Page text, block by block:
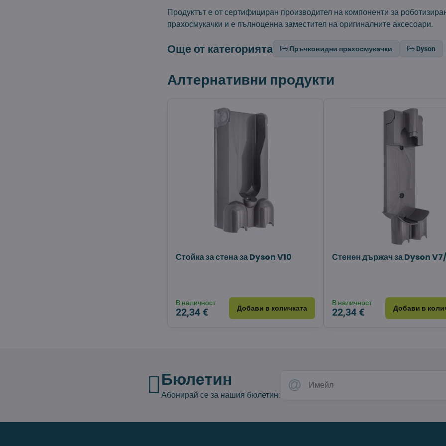
Продуктът е от сертифициран производител на компоненти за
прахосмукачки и е пълноценна заместител на оригиналните аксесоари.
Още от категорията Пръчковидни прахосмукачки Dyson
Алтернативни продукти
Стойка за стена за Dyson V10
В наличност
22,34 € Добави в количката
Стенен държач за Dyson
В наличност
22,34 € Добави в
Бюлетин
Абонирай се за нашия бюлетин: